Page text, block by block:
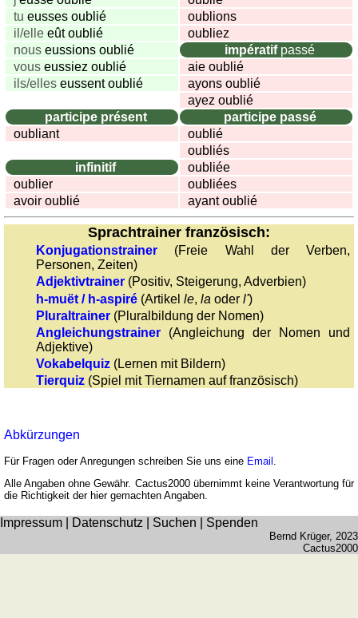
tu eusses oublié
oublions
il/elle eût oublié
oubliez
nous eussions oublié impératifpassé
vous eussiez oublié
aie oublié
ils/elles eussent oublié
ayons oublié
ayez oublié
participe présent
participe passé
oubliant
oublié
oubliés
infinitif
oubliée
oublier
oubliées
avoir oublié
ayant oublié
Sprachtrainer französisch:
Konjugationstrainer (Freie Wahl der Verben,
Personen, Zeiten)
Adjektivtrainer (Positiv, Steigerung, Adverbien)
h-muët / h-aspiré (Artikel le, la oder l')
Pluraltrainer (Pluralbildung der Nomen)
Angleichungstrainer (Angleichung der Nomen und
Adjektive)
Vokabelquiz (Lernen mit Bildern)
Tierquiz (Spiel mit Tiernamen auf französisch)
Abkürzungen
Für Fragen oder Anregungen schreiben Sie uns eine Email .
Alle Angaben ohne Gewähr. Cactus2000 übernimmt keine Verantwortung für
die Richtigkeit der hier gemachten Angaben.
Impressum Datenschutz Suchen Spenden
Bernd Krüger, 2023
Cactus2000